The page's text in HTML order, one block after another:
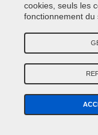
Kit accessoires
la bombe
cookies, seuls les
fonctionnement du